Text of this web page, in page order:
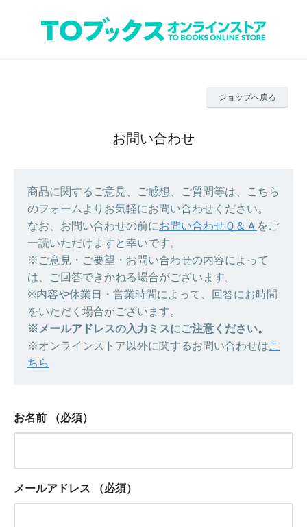
ショップへ戻る
お問い合わせ
商品に関するご意見、ご感想、ご質問等は、こちら
のフォームよりお気軽にお問い合わせください。
なお、お問い合わせの前にお問い合わせＱ＆Ａ をご
一読いただけますと幸いです。
※ご意見・ご要望・お問い合わせの内容によって
は、ご回答できかねる場合がございます。
※内容や休業日・営業時間によって、回答にお時間
をいただく場合がございます。
※メールアドレスの入力ミスにご注意ください。
※オンラインストア以外に関するお問い合わせはこ
ちら
お名前 （必須）
メールアドレス （必須）